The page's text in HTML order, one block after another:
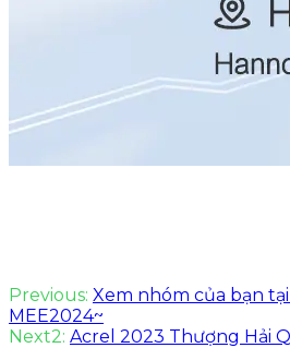
Previous: Xem nhóm của bạn
MEE2024~
Next2: Acrel 2023 Thượng Hải